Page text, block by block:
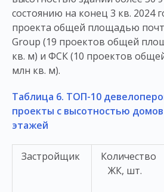
состоянию на конец 3 кв. 2024
проекта общей площадью
Group (19 проектов общей
кв. м) и ФСК (10 проектов
млн кв. м).
Таблица 6. ТОП-10
проекты с высотностью
этажей
Застройщик
Количество
ЖК, шт.